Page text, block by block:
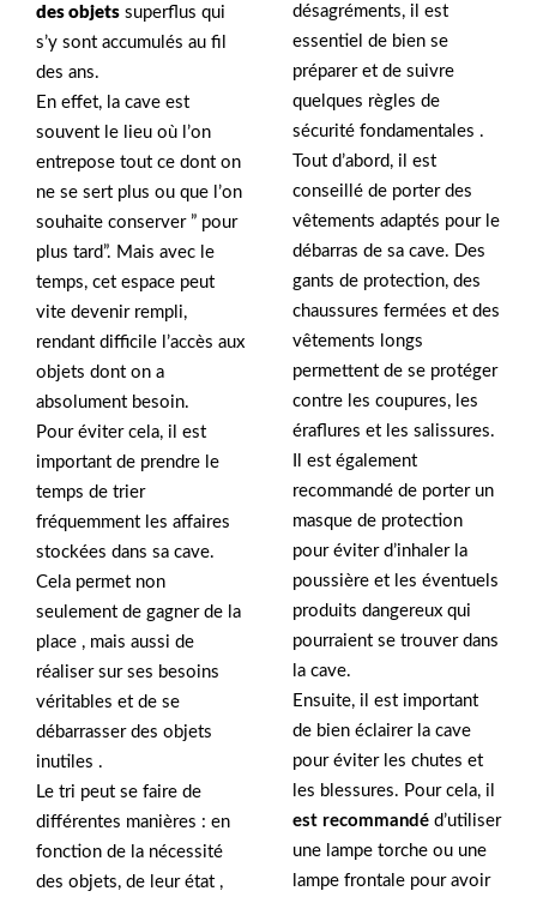
des objets superflus qui
s’y sont accumulés au fil
des ans.
En effet, la cave est
souvent le lieu où l’on
entrepose tout ce dont on
ne se sert plus ou que l’on
souhaite conserver ” pour
plus tard”. Mais avec le
temps, cet espace peut
vite devenir rempli,
rendant difficile l’accès aux
objets dont on a
absolument besoin.
Pour éviter cela, il est
important de prendre le
temps de trier
fréquemment les affaires
stockées dans sa cave.
Cela permet non
seulement de gagner de la
place , mais aussi de
réaliser sur ses besoins
véritables et de se
débarrasser des objets
inutiles .
Le tri peut se faire de
différentes manières : en
fonction de la nécessité
des objets, de leur état ,
désagréments, il est
essentiel de bien se
préparer et de suivre
quelques règles de
sécurité fondamentales .
Tout d’abord, il est
conseillé de porter des
vêtements adaptés pour le
débarras de sa cave. Des
gants de protection, des
chaussures fermées et des
vêtements longs
permettent de se protéger
contre les coupures, les
éraflures et les salissures.
Il est également
recommandé de porter un
masque de protection
pour éviter d’inhaler la
poussière et les éventuels
produits dangereux qui
pourraient se trouver dans
la cave.
Ensuite, il est important
de bien éclairer la cave
pour éviter les chutes et
les blessures. Pour cela, il
est recommandé d’utiliser
une lampe torche ou une
lampe frontale pour avoir